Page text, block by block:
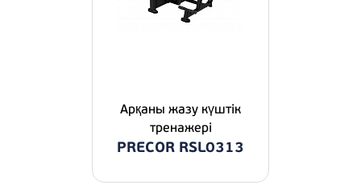
Арқаны жазу күштік
тренажері
PRECOR RSL0313